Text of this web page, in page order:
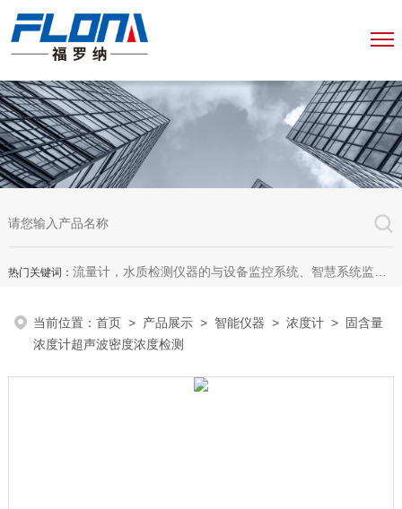
热门关键词： 流量计，水质检测仪器的与设备监控系统、智慧系统监测平台、智慧管网监测系统、园区安全生产与消防安全一体化系统
当前位置：首页 > 产品展示 > 智能仪器 >浓度计 > 固含量
浓度计超声波密度浓度检测